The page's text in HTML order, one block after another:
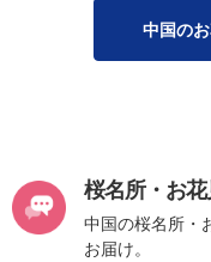
中国の
桜名所・お花
中国の桜名所・
お届け。